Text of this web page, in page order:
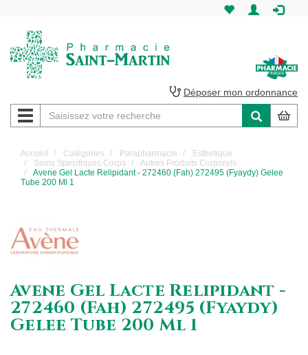
Martin
Pharmacie
Saint-
Martin
Déposer mon ordonnance
Navigation
Accueil Catégories Parapharmacie
Esthetique
Soins Specifiques Corps
Autres Produits Corporels
Avene Gel Lacte Relipidant - 272460 (Fah) 272495 (Fyaydy) Gelee
Tube 200 Ml 1
Avene Gel Lacte Relipidant -
272460 (Fah) 272495 (Fyaydy)
Gelee Tube 200 Ml 1